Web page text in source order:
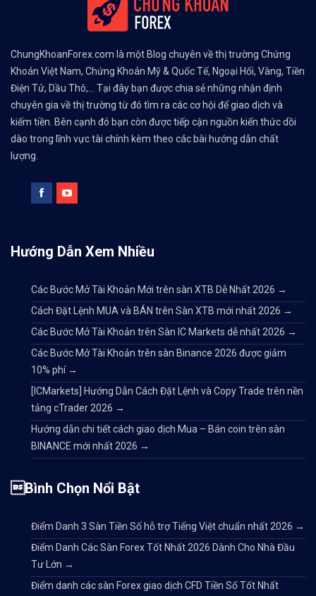
ChungKhoanForex.com là một Blog chuyên về thị trường Chứng
Khoán Việt Nam, Chứng Khoán Mỹ & Quốc Tế, Ngoại Hối, Vàng, Tiền
Điện Tử, Dầu Thô,... Tại đây bạn được chia sẻ những nhận định
chuyên gia về thị trường từ đó tìm ra các cơ hội để giao dịch và
kiếm tiền. Bên cạnh đó bạn còn được tiếp cận nguồn kiến thức dồi
dào trong lĩnh vực tài chính kèm theo các bài hướng dẫn chất
lượng.
Hướng Dẫn Xem Nhiều
Các Bước Mở Tài Khoản Mới trên sàn XTB Dễ Nhất 2026 →
Cách Đặt Lệnh MUA và BÁN trên Sàn XTB mới nhất 2026 →
Các Bước Mở Tài Khoản trên Sàn IC Markets dễ nhất 2026 →
Các Bước Mở Tài Khoản trên sàn Binance 2026 được giảm
10% phí →
[ICMarkets] Hướng Dẫn Cách Đặt Lệnh và Copy Trade trên nền
tảng cTrader 2026 →
Hướng dẫn chi tiết cách giao dịch Mua – Bán coin trên sàn
BINANCE mới nhất 2026 →
Bình Chọn Nổi Bật
Điểm Danh 3 Sàn Tiền Số hỗ trợ Tiếng Việt chuẩn nhất 2026 →
Điểm Danh Các Sàn Forex Tốt Nhất 2026 Dành Cho Nhà Đầu
Tư Lớn →
Điểm danh các sàn Forex giao dịch CFD Tiền Số Tốt Nhất